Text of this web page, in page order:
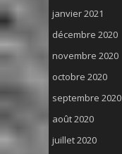
janvier 2021
décembre 2020
novembre 2020
octobre 2020
septembre 2020
août 2020
juillet 2020